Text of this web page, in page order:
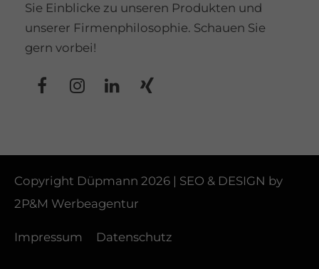
Sie Einblicke zu unseren Produkten und
unserer Firmenphilosophie. Schauen Sie
gern vorbei!
Copyright Düpmann 2026 | SEO & DESIGN by
2P&M Werbeagentur
Impressum Datenschutz